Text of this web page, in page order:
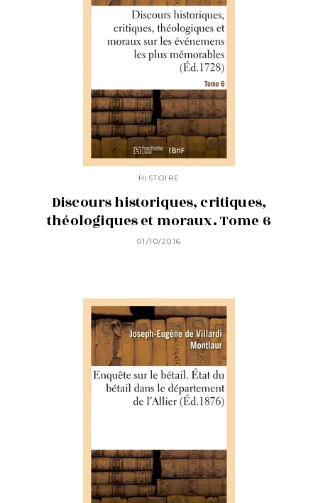
HISTOIRE
Discours historiques, critiques,
théologiques et moraux. Tome 6
01/10/2016